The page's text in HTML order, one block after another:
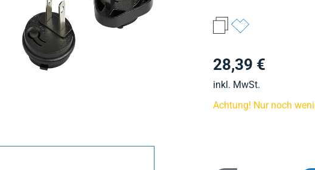
28,39 €
inkl. MwSt.
Achtung! Nur noch